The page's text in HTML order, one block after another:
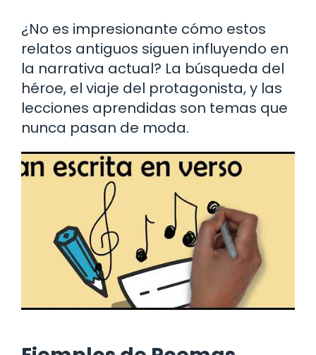
¿No es impresionante cómo estos
relatos antiguos siguen influyendo en
la narrativa actual? La búsqueda del
héroe, el viaje del protagonista, y las
lecciones aprendidas son temas que
nunca pasan de moda.